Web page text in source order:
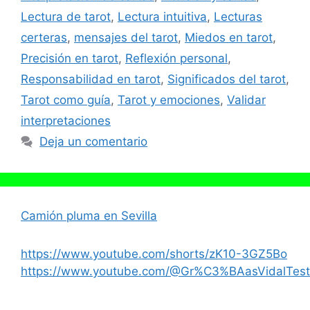
Lectura de tarot, Lectura intuitiva, Lecturas
certeras, mensajes del tarot, Miedos en tarot,
Precisión en tarot, Reflexión personal,
Responsabilidad en tarot, Significados del tarot,
Tarot como guía, Tarot y emociones, Validar
interpretaciones
Deja un comentario
Camión pluma en Sevilla
https://www.youtube.com/shorts/zK10-3GZ5Bo
https://www.youtube.com/